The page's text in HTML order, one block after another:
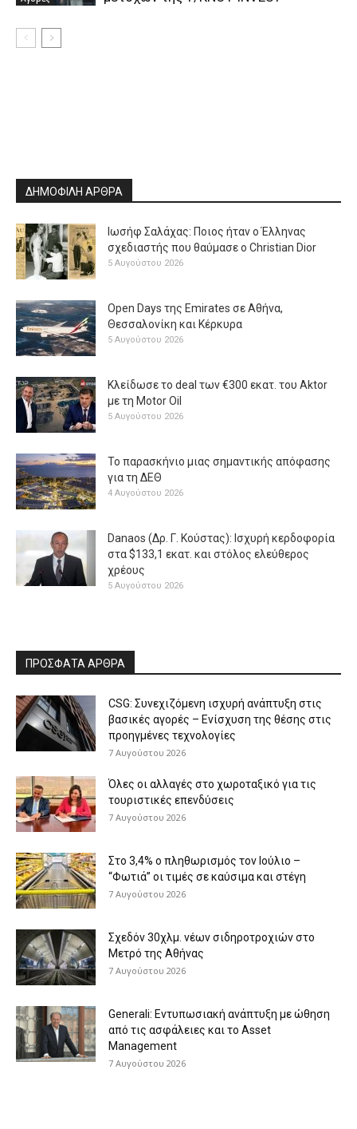
ΔΗΜΟΦΙΛΗ ΑΡΘΡΑ
Ιωσήφ Σαλάχας: Ποιος ήταν ο Έλληνας
σχεδιαστής που θαύμασε ο Christian Dior
5 Αυγούστου 2026
Open Days της Emirates σε Αθήνα,
Θεσσαλονίκη και Κέρκυρα
5 Αυγούστου 2026
Κλείδωσε το deal των €300 εκατ. του Aktor
με τη Μotor Oil
5 Αυγούστου 2026
Το παρασκήνιο μιας σημαντικής απόφασης
για τη ΔΕΘ
4 Αυγούστου 2026
Danaos (Δρ. Γ. Κούστας): Ισχυρή κερδοφορία
στα $133,1 εκατ. και στόλος ελεύθερος
χρέους
5 Αυγούστου 2026
ΠΡΟΣΦΑΤΑ ΑΡΘΡΑ
CSG: Συνεχιζόμενη ισχυρή ανάπτυξη στις
βασικές αγορές – Ενίσχυση της θέσης στις
προηγμένες τεχνολογίες
7 Αυγούστου 2026
Όλες οι αλλαγές στο χωροταξικό για τις
τουριστικές επενδύσεις
7 Αυγούστου 2026
Στο 3,4% ο πληθωρισμός τον Ιούλιο –
“Φωτιά” οι τιμές σε καύσιμα και στέγη
7 Αυγούστου 2026
Σχεδόν 30χλμ. νέων σιδηροτροχιών στο
Μετρό της Αθήνας
7 Αυγούστου 2026
Generali: Eντυπωσιακή ανάπτυξη με ώθηση
από τις ασφάλειες και το Asset
Management
7 Αυγούστου 2026